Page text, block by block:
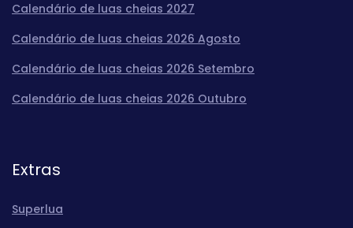
Calendário de luas cheias 2027
Calendário de luas cheias 2026 Agosto
Calendário de luas cheias 2026 Setembro
Calendário de luas cheias 2026 Outubro
Extras
Superlua